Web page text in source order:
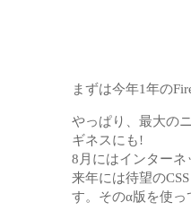
まずは今年1年の
やっぱり、最大の
ギネスにも!
8月にはインターネ
来年には待望の
す。そのα版を使っ